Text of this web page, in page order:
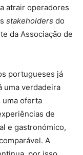
atrair operadores
stakeholders do
da Associação de
portugueses já
uma verdadeira
uma oferta
de
e gastronómico,
A